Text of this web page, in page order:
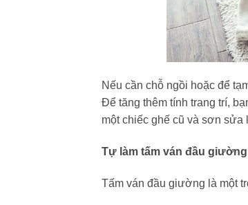
Nếu cần chỗ ngồi hoặc để
Để tăng thêm tính trang trí,
một chiếc ghế cũ và sơn sửa
Tự làm tấm ván đầu
Tấm ván đầu giường là một